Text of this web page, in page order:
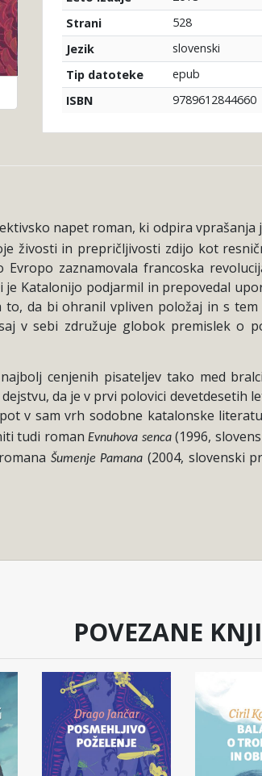
Strani
528
Jezik
slovenski
Tip datoteke
epub
ISBN
9789612844660
napet roman, ki odpira
živosti in prepričljivosti zdijo kot
Evropo zaznamovala francoska
je Katalonijo podjarmil in prepovedal
to, da bi ohranil vpliven položaj in s
v sebi združuje globok premislek o
najbolj cenjenih pisateljev tako med
da je v prvi polovici devetdesetih
v sam vrh sodobne katalonske
tudi romanEvnuhova senca(1996,
Šumenje Pamana (2004, slovenski
POVEZANE